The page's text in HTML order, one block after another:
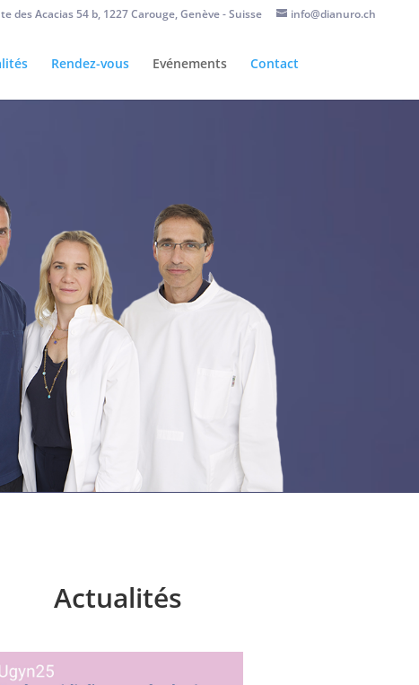
des Acacias 54 b, 1227 Carouge, Genève - Suisse info@dianuro.ch
Rendez-vous Evénements Contact
Actualités